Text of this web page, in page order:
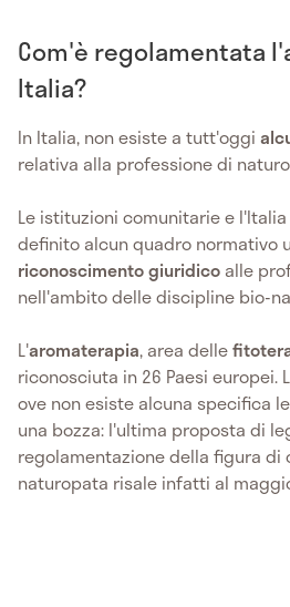
Com'è regolamentata
Italia?
In Italia, non esiste a tutt'oggi
relativa alla professione di
Le istituzioni comunitarie e
definito alcun quadro normativo
riconoscimento giuridico alle
nell'ambito delle discipline bio-
L'aromaterapia, area delle
riconosciuta in 26 Paesi europei.
ove non esiste alcuna specifica
una bozza: l'ultima proposta di
regolamentazione della figura
naturopata risale infatti al